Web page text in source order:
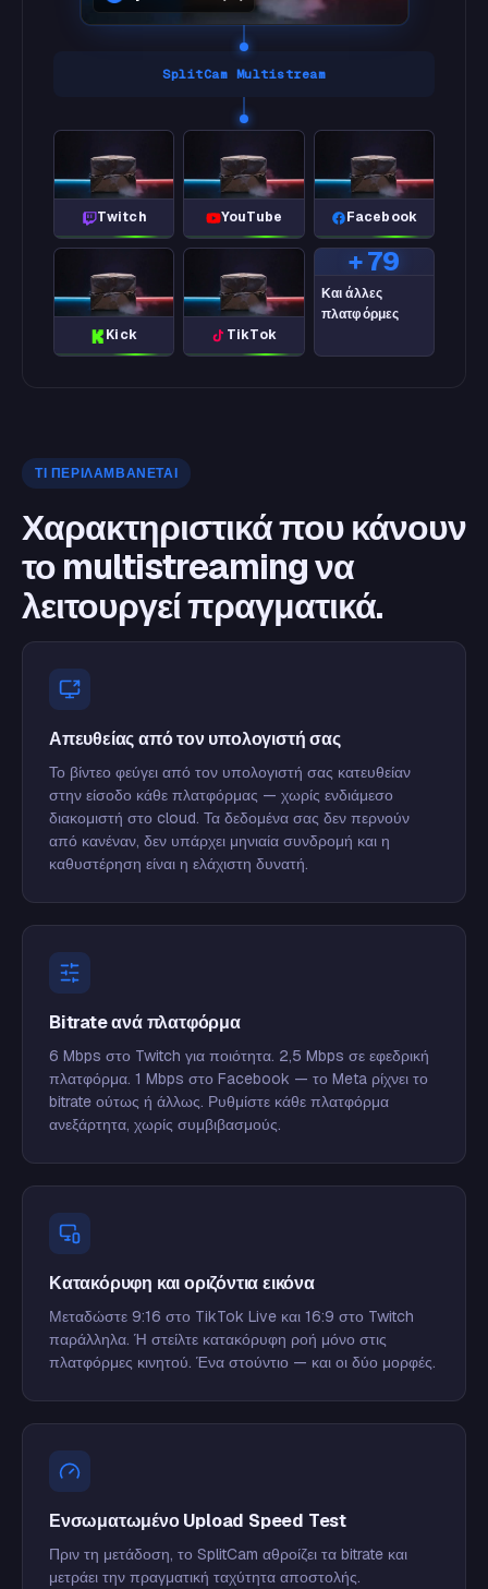
SplitCam Multistream
Twitch YouTube Facebook
Kick TikTok
+ 79
Και άλλες
πλατφόρμες
ΤΙ ΠΕΡΙΛΑΜΒΆΝΕΤΑΙ
Χαρακτηριστικά που κάνουν
το multistreaming να
λειτουργεί πραγματικά.
Απευθείας από τον υπολογιστή σας
Το βίντεο φεύγει από τον υπολογιστή σας κατευθείαν
στην είσοδο κάθε πλατφόρμας — χωρίς ενδιάμεσο
διακομιστή στο cloud. Τα δεδομένα σας δεν περνούν
από κανέναν, δεν υπάρχει μηνιαία συνδρομή και η
καθυστέρηση είναι η ελάχιστη δυνατή.
Bitrate ανά πλατφόρμα
6 Mbps στο Twitch για ποιότητα. 2,5 Mbps σε εφεδρική
πλατφόρμα. 1 Mbps στο Facebook — το Meta ρίχνει το
bitrate ούτως ή άλλως. Ρυθμίστε κάθε πλατφόρμα
ανεξάρτητα, χωρίς συμβιβασμούς.
Κατακόρυφη και οριζόντια εικόνα
Μεταδώστε 9:16 στο TikTok Live και 16:9 στο Twitch
παράλληλα. Ή στείλτε κατακόρυφη ροή μόνο στις
πλατφόρμες κινητού. Ένα στούντιο — και οι δύο μορφές.
Ενσωματωμένο Upload Speed Test
Πριν τη μετάδοση, το SplitCam αθροίζει τα bitrate και
μετράει την πραγματική ταχύτητα αποστολής.